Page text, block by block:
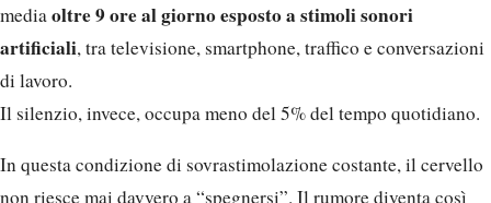
mediaoltre 9 ore al giorno esposto a stimoli sonori
artificiali, tra televisione, smartphone, traffico e conversazioni
di lavoro.
Il silenzio, invece, occupa meno del 5% del tempo quotidiano.
In questa condizione di sovrastimolazione costante, il cervello
non riesce mai davvero a “spegnersi”. Il rumore diventa così